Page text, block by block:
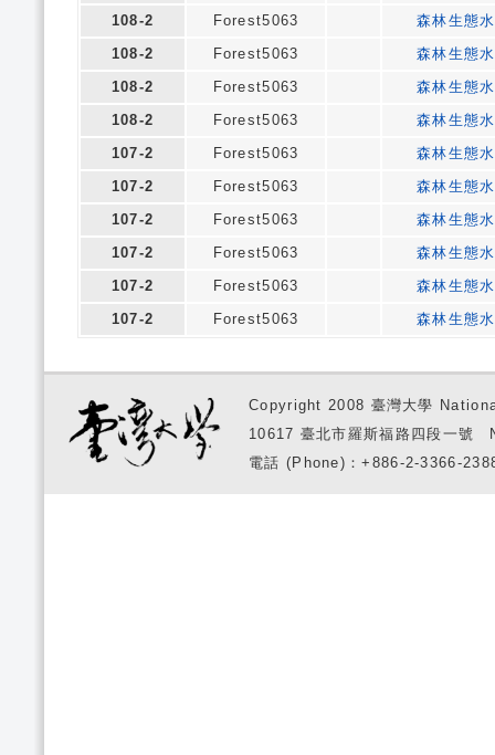
108-2
Forest5063
森林生態
108-2
Forest5063
森林生態
108-2
Forest5063
森林生態
108-2
Forest5063
森林生態
107-2
Forest5063
森林生態
107-2
Forest5063
森林生態
107-2
Forest5063
森林生態
107-2
Forest5063
森林生態
107-2
Forest5063
森林生態
107-2
Forest5063 森林生態
Copyright 2008 臺灣大學
10617 臺北市羅斯福路四段一
電話 (Phone)：+886-2-3366-